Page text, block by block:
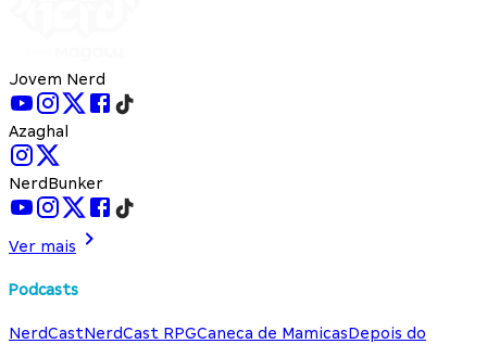
Jovem Nerd
Azaghal
NerdBunker
Ver mais
Podcasts
NerdCastNerdCast RPGCaneca de MamicasDepois do